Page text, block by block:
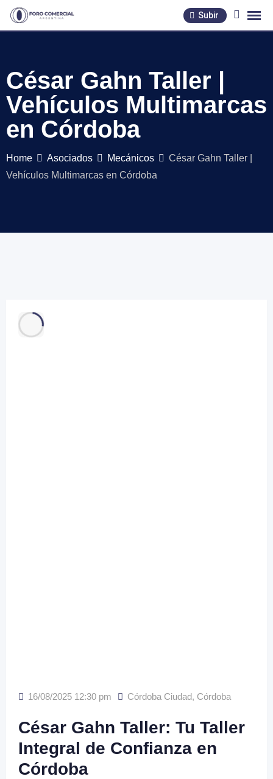
Skip
Subir
César Gahn Taller |
Vehículos Multimarcas
en Córdoba
Home Asociados Mecánicos
César Gahn Taller |
Vehículos Multimarcas en Córdoba
16/08/2025 12:30 pm Córdoba Ciudad, Córdoba
César Gahn Taller: Tu Taller
Integral de Confianza en
Córdoba